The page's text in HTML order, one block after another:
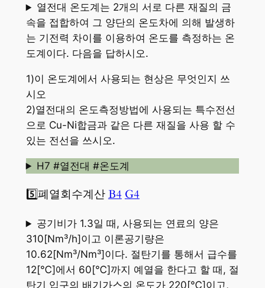
열전대 온도계는 2개의 서로 다른 재질의 금
속을 접합하여 그 양단의 온도차에 의해 발생하
는 기전력 차이를 이용하여 온도를 측정하는 온
도계이다. 다음을 답하시오.
1)이 온도계에서 사용되는 현상은 무엇인지 쓰
시오
2)열전대의 온도측정방법에 사용되는 특수전선
으로 Cu-Ni합금과 같은 다른 재질을 사용 할 수
있는 전선을 쓰시오.
H7 #열전대 #온도계
5️⃣폐열회수계산 B4 G4
공기비가 1.3일 때, 사용되는 연료의 양은
310[Nm³/h]이고 이론공기량은
10.62[Nm³/Nm³]이다. 절탄기를 통해서 급수를
12[℃]에서 60[℃]까지 예열을 한다고 할 때, 절
탄기 입구의 배기가스의 온도가 220[℃]이고,